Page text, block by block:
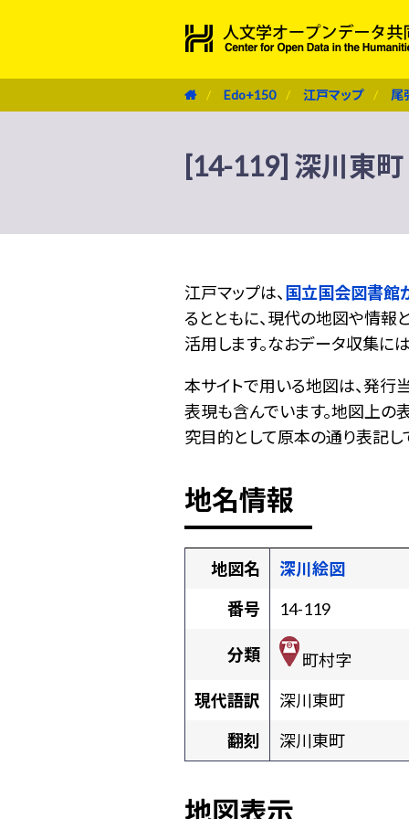
Edo+150 江戸マップ 尾
[14-119] 深川東町
江戸マップは、 国立国会図書館
るとともに、現代の地図や情報
活用します。なおデータ収集に
本サイトで用いる地図は、発行
表現も含んでいます。地図上の
究目的として原本の通り表記し
地名情報
地図名
深川絵図
番号
14-119
分類
町村字
現代語訳
深川東町
翻刻
深川東町
地図表示